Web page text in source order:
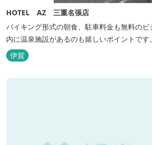
HOTEL AZ 三重名張店
バイキング形式の朝食、駐車料金も無料の
内に温泉施設があるのも嬉しいポイントです。
伊賀